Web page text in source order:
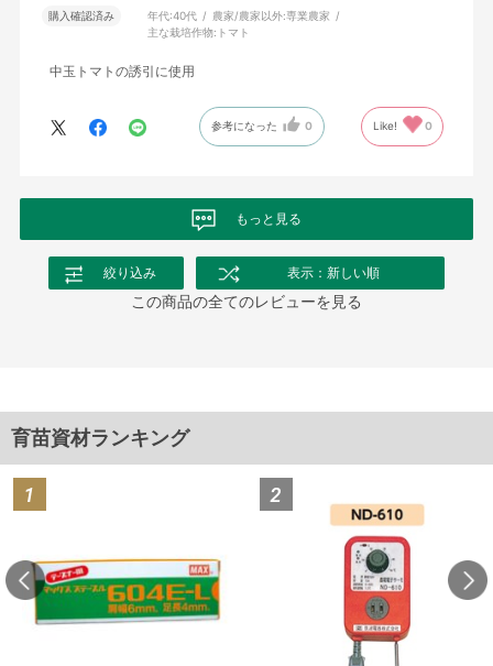
購入確認済み 年代:40代 農家/農家以外:専業農家
主な栽培作物: トマト
中玉トマトの誘引に使用
参考になった 0 Like! 0
もっと見る
絞り込み 表示：新しい順
この商品の全てのレビューを見る
育苗資材ランキング